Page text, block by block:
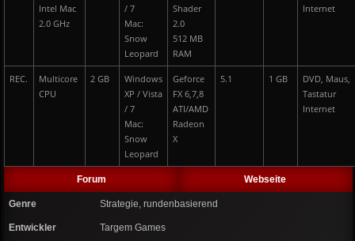
Intel Mac
2.0 GHz
/ 7
Mac:
Snow
Leopard
Shader
2.0
512 MB
RAM
Internet
REC.
Multicore
CPU
2 GB
Windows
XP / Vista
/ 7
Mac:
Snow
Leopard
Geforce
FX 6,7,8
ATI/AMD
Radeon
X
5.1 1 GB
DVD, Maus,
Tastatur
Internet
Forum Webseite
Genre Strategie, rundenbasierend
Entwickler Targem Games